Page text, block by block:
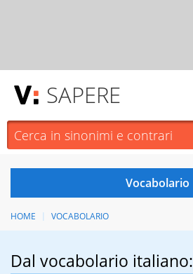
SAPERE
HOME VOCABOLARIO
Dal vocabolario italiano: